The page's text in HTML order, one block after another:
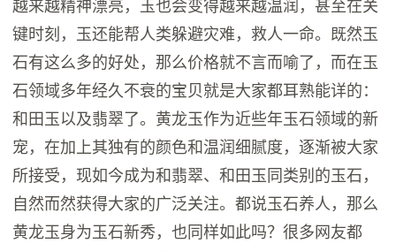
越来越精神漂亮，玉也会变得越来越温润，甚至在关
键时刻，玉还能帮人类躲避灾难，救人一命。既然玉
石有这么多的好处，那么价格就不言而喻了，而在玉
石领域多年经久不衰的宝贝就是大家都耳熟能详的：
和田玉以及翡翠了。黄龙玉作为近些年玉石领域的新
宠，在加上其独有的颜色和温润细腻度，逐渐被大家
所接受，现如今成为和翡翠、和田玉同类别的玉石，
自然而然获得大家的广泛关注。都说玉石养人，那么
黄龙玉身为玉石新秀，也同样如此吗？很多网友都